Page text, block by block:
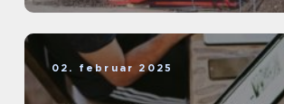
02. februar 2025